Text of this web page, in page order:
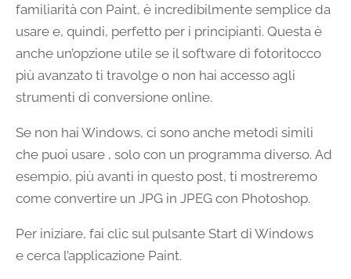
familiarità con Paint, è incredibilmente semplice da
usare e, quindi, perfetto per i principianti. Questa è
anche un’opzione utile se il software di fotoritocco
più avanzato ti travolge o non hai accesso agli
strumenti di conversione online.
Se non hai Windows, ci sono anche metodi simili
che puoi usare , solo con un programma diverso. Ad
esempio, più avanti in questo post, ti mostreremo
come convertire un JPG in JPEG con Photoshop.
Per iniziare, fai clic sul pulsante Start di Windows
e cerca l’applicazione Paint.